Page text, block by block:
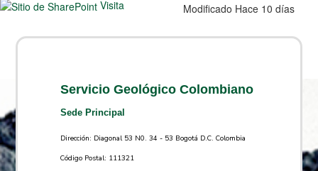
Visita
Modificado Hace 10 días
Servicio Geológico Colombiano
Sede Principal
Dirección: Diagonal 53 N0. 34 - 53 Bogotá D.C. Colombia
Código Postal: 111321